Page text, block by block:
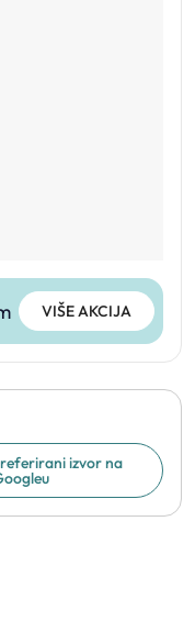
VIŠE AKCIJA
izvor na